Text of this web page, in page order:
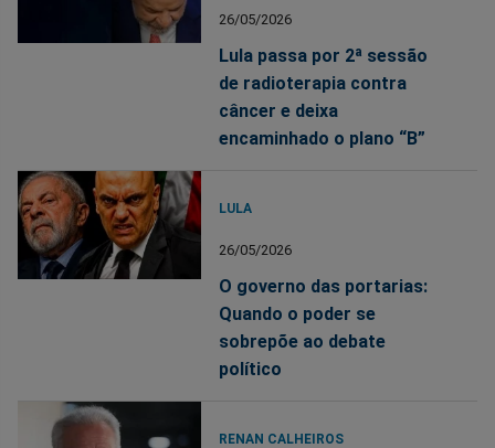
26/05/2026
Lula passa por 2ª sessão
de radioterapia contra
câncer e deixa
encaminhado o plano “B”
LULA
26/05/2026
O governo das portarias:
Quando o poder se
sobrepõe ao debate
político
RENAN CALHEIROS